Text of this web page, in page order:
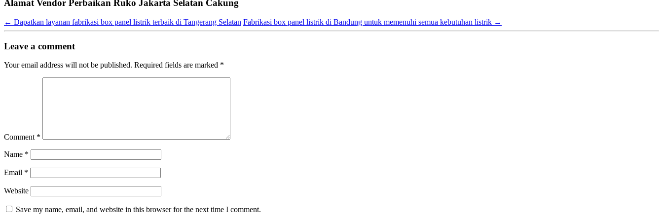
Alamat Vendor Perbaikan Ruko Jakarta Selatan Cakung
← Dapatkan layanan fabrikasi box panel listrik terbaik di Tangerang Selatan Fabrikasi box panel listrik di Bandung untuk memenuhi semua kebutuhan listrik →
Leave a comment
Your email address will not be published. Required fields are marked *
Comment *
Name *
Email *
Website
Save my name, email, and website in this browser for the next time I comment.